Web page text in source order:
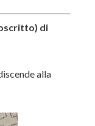
di
alla